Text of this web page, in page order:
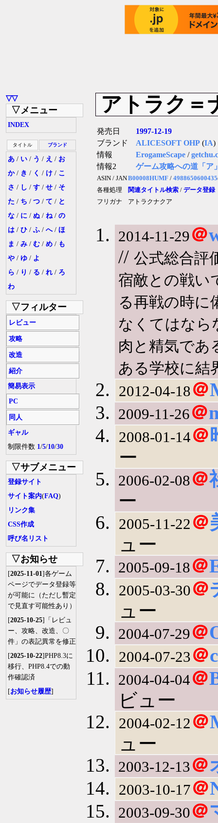
▽▽
▽メニュー
INDEX
タイトル ブランド
あ / い / う / え / お
か/ き / く / け / こ
さ / し / す / せ / そ
た / ち / つ / て / と
な / に / ぬ / ね/ の
は / ひ / ふ / へ/ ほ
ま / み / む / め / も
や / ゆ / よ
ら / り / る / れ / ろ
わ
▽フィルター
レビュー
攻略
改造
紹介
簡易表示
PC
同人
ギャル
制限件数 1/5/10/30
▽サブメニュー
登録サイト
サイト案内(FAQ)
リンク集
CSS作成
呼び名リスト
▽お知らせ
[2025-11-01]各ゲーム
ページでデータ登録等
が可能に（ただし暫定
で見直す可能性あり）
[2025-10-25]「レビュ
ー、攻略、改造、〇
件」の表記異常を修正
[2025-10-22]PHP8.3に
移行、PHP8.4での動
作確認済
[お知らせ履歴]
アトラク＝
発売日
1997-12-19
ブランド
ALICESOFT OHP (IA)
情報
ErogameScape /
情報2
ゲーム攻略への道「ア
ASIN / JANB00008HUMF / 4988650600435
各種処理
関連タイトル検索 / データ登録
フリガナ
アトラクナクア
2014-11-29＠
//公式総合評
宿敵との戦い
る再戦の時に
なくてはなら
肉と精気であ
ある学校に結
2012-04-18＠
2009-11-26＠
2008-01-14＠
ー
2006-02-08＠
ー
2005-11-22 ＠
ュー
2005-09-18＠
2005-03-30＠
ュー
2004-07-29＠
2004-07-23＠
2004-04-04＠
ビュー
2004-02-12 ＠
ュー
2003-12-13＠
2003-10-17＠
2003-09-30＠